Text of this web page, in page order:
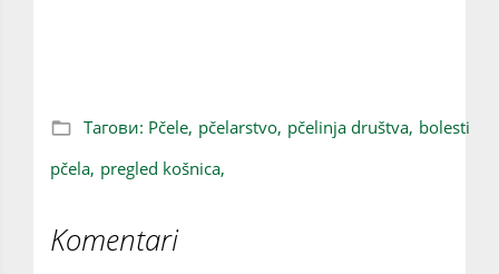
Тагови: Pčele, pčelarstvo, pčelinja društva, bolesti
pčela, pregled košnica,
Komentari